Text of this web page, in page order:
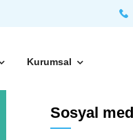
Kurumsal
Sosyal